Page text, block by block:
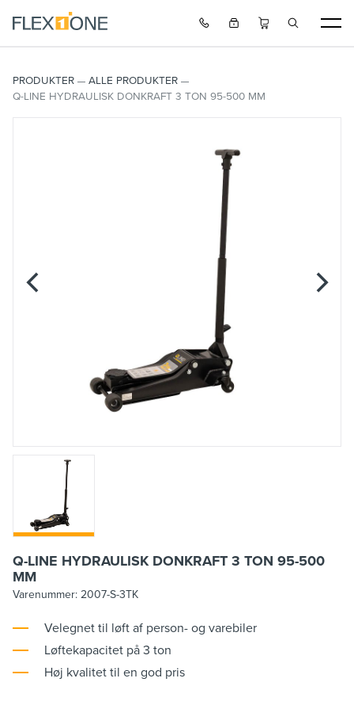
PRODUKTER
ALLE PRODUKTER
Q-LINE HYDRAULISK DONKRAFT 3 TON 95-500 MM
Q-LINE HYDRAULISK DONKRAFT 3 TON 95-500
MM
Varenummer: 2007-S-3TK
Velegnet til løft af person- og varebiler
Løftekapacitet på 3 ton
Høj kvalitet til en god pris